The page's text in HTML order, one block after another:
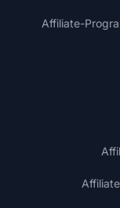
Affiliate-